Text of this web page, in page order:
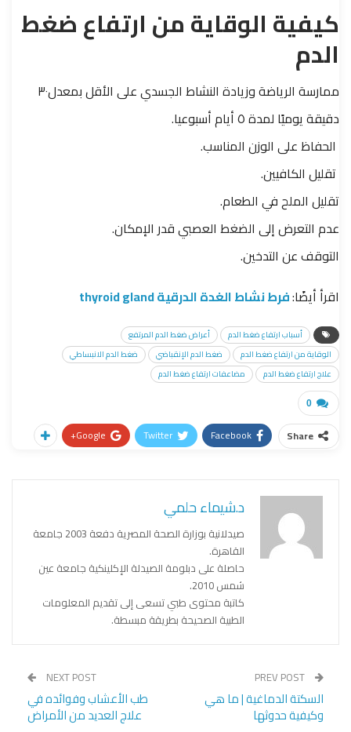
كيفية الوقاية من ارتفاع ضغط
الدم
ممارسة الرياضة وزيادة النشاط الجسدي على الأقل بمعدل٣٠
دقيقة يوميًا لمدة ٥ أيام أسبوعيا.
الحفاظ على الوزن المناسب.
تقليل الكافيين.
تقليل الملح في الطعام.
عدم التعرض إلى الضغط العصبي قدر الإمكان.
التوقف عن التدخين.
اقرأ أيضًا:فرط نشاط الغدة الدرقية thyroid gland
أسباب ارتفاع ضغط الدم
أعراض ضغط الدم المرتفع
الوقاية من ارتفاع ضغط الدم
ضغط الدم الإنقباضي
ضغط الدم الانبساطي
علاج ارتفاع ضغط الدم
مضاعفات ارتفاع ضغط الدم
0
Share
Facebook
Twitter
Google+
د.شيماء حلمي
صيدلانية بوزارة الصحة المصرية دفعة 2003 جامعة
القاهرة.
حاصلة على دبلومة الصيدلة الإكلينكية جامعة عين
شمس 2010.
كاتبة محتوى طبي تسعى إلى تقديم المعلومات
الطبية الصحيحة بطريقة مبسطة.
السكتة الدماغية | ما هي
وكيفية حدوثها
NEXT POST
طب الأعشاب وفوائده في
علاج العديد من الأمراض